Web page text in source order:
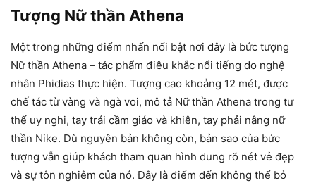
Tượng Nữ thần Athena
Một trong những điểm nhấn nổi bật nơi đây là bức tượng
Nữ thần Athena – tác phẩm điêu khắc nổi tiếng do nghệ
nhân Phidias thực hiện. Tượng cao khoảng 12 mét, được
chế tác từ vàng và ngà voi, mô tả Nữ thần Athena trong tư
thế uy nghi, tay trái cầm giáo và khiên, tay phải nâng nữ
thần Nike. Dù nguyên bản không còn, bản sao của bức
tượng vẫn giúp khách tham quan hình dung rõ nét vẻ đẹp
và sự tôn nghiêm của nó. Đây là điểm đến không thể bỏ